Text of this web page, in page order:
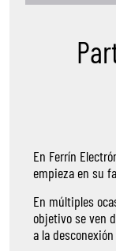
En Ferrín
empieza en su
En múltiples
objetivo se ven
a la